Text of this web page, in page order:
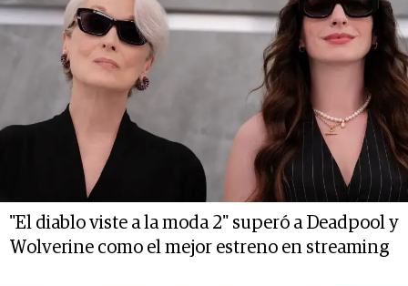
"El diablo viste a la moda 2" superó a Deadpool y
Wolverine como el mejor estreno en streaming